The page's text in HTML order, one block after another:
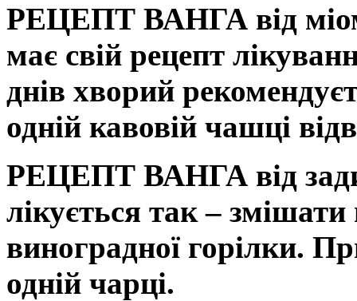
РЕЦЕПТ ВАНГА від
має свій рецепт
днів хворий
одній кавовій чашці
РЕЦЕПТ ВАНГА від
лікується так – змішати
виноградної горілки.
одній чарці.